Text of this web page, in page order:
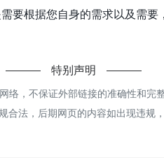
根据您自身的需求以及需要
特别声明
络，不保证外部链接的准确性和完
合法，后期网页的内容如出现违